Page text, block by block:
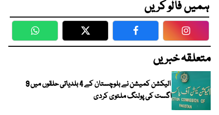
ہمیں فالو کریں
WhatsApp Twitter Facebook
متعلقہ خبریں
الیکشن کمیشن نے بلوچستان کے 4 بلدیاتی حلقوں میں 9
اگست کی پولنگ ملتوی کردی